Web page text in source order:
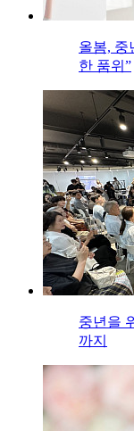
올봄, 중
한 품위”
중년을
까지